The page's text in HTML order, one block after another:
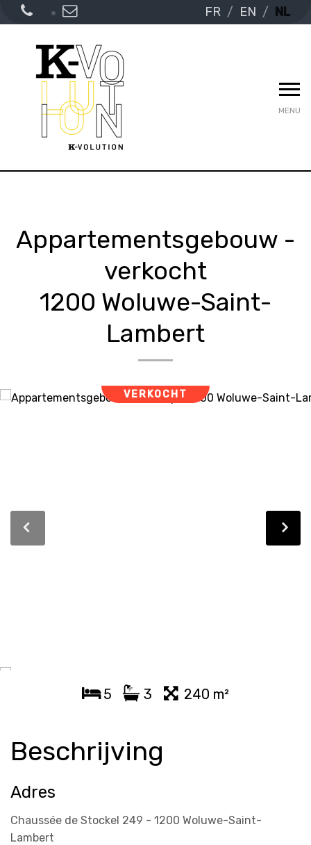
FR EN NL
MENU
Appartementsgebouw -
verkocht
1200 Woluwe-Saint-
Lambert
VERKOCHT
5 3 240 m²
Beschrijving
Adres
Chaussée de Stockel 249 - 1200 Woluwe-Saint-
Lambert